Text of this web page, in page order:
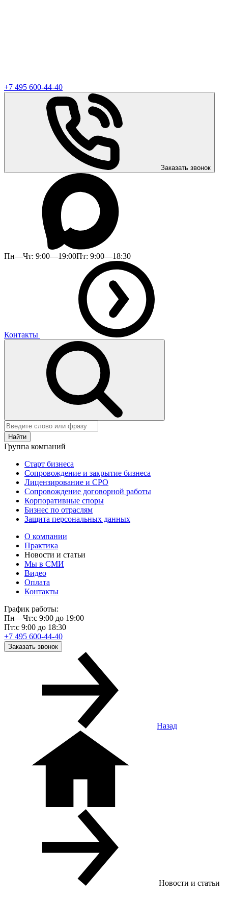
+7 495 600-44-40
Заказать звонок
Пн—Чт: 9:00—19:00Пт: 9:00—18:30
Контакты
Найти
Группа компаний
Старт бизнеса
Сопровождение и закрытие бизнеса
Лицензирование и СРО
Сопровождение договорной работы
Корпоративные споры
Бизнес по отраслям
Защита персональных данных
О компании
Практика
Новости и статьи
Мы в СМИ
Видео
Оплата
Контакты
График работы:
Пн—Чт:с 9:00 до 19:00
Пт:с 9:00 до 18:30
+7 495 600-44-40
Заказать звонок
Назад
Новости и статьи